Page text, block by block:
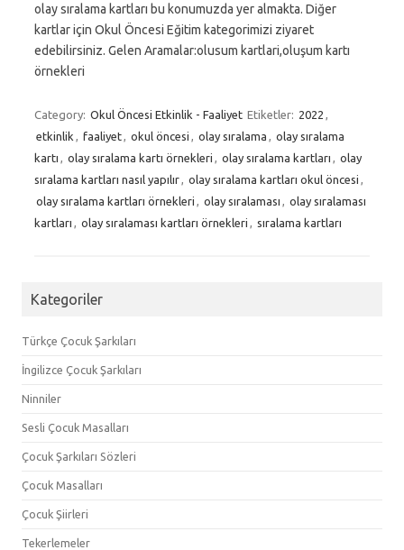
olay sıralama kartları bu konumuzda yer almakta. Diğer
kartlar için Okul Öncesi Eğitim kategorimizi ziyaret
edebilirsiniz. Gelen Aramalar:olusum kartlari,oluşum kartı
örnekleri
Category: Okul Öncesi Etkinlik - Faaliyet Etiketler: 2022
etkinlik
faaliyet okul öncesi olay sıralama
olay sıralama
kartı
olay sıralama kartı örnekleri olay sıralama kartları
olay
sıralama kartları nasıl yapılır
olay sıralama kartları okul öncesi
olay sıralama kartları örnekleri
olay sıralaması
olay sıralaması
kartları
olay sıralaması kartları örnekleri sıralama kartları
Kategoriler
Türkçe Çocuk Şarkıları
İngilizce Çocuk Şarkıları
Ninniler
Sesli Çocuk Masalları
Çocuk Şarkıları Sözleri
Çocuk Masalları
Çocuk Şiirleri
Tekerlemeler